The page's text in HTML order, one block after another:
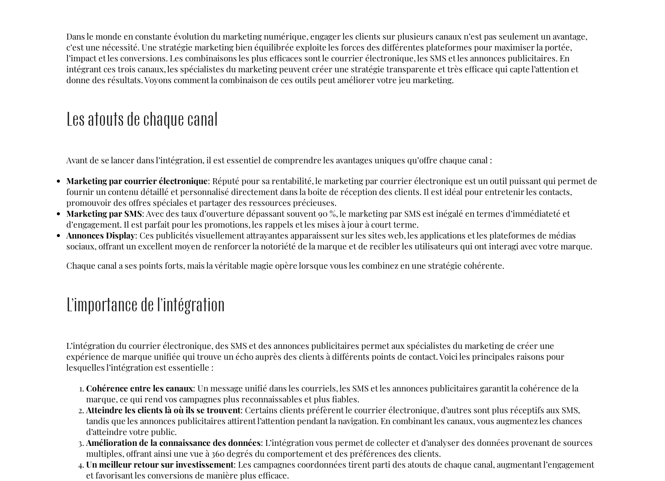
Dans le monde en constante évolution du marketing numérique, engager les clients sur plusieurs canaux n’est pas seulement un avantage,
c’est une nécessité. Une stratégie marketing bien équilibrée exploite les forces des différentes plateformes pour maximiser la portée,
l’impact et les conversions. Les combinaisons les plus efficaces sont le courrier électronique, les SMS et les annonces publicitaires. En
intégrant ces trois canaux, les spécialistes du marketing peuvent créer une stratégie transparente et très efficace qui capte l’attention et
donne des résultats. Voyons comment la combinaison de ces outils peut améliorer votre jeu marketing.
Les atouts de chaque canal
Avant de se lancer dans l’intégration, il est essentiel de comprendre les avantages uniques qu’offre chaque canal :
Marketing par courrier électronique: Réputé pour sa rentabilité, le marketing par courrier électronique est un outil puissant qui permet de
fournir un contenu détaillé et personnalisé directement dans la boîte de réception des clients. Il est idéal pour entretenir les contacts,
promouvoir des offres spéciales et partager des ressources précieuses.
Marketing par SMS: Avec des taux d’ouverture dépassant souvent 90 %, le marketing par SMS est inégalé en termes d’immédiateté et
d’engagement. Il est parfait pour les promotions, les rappels et les mises à jour à court terme.
Annonces Display: Ces publicités visuellement attrayantes apparaissent sur les sites web, les applications et les plateformes de médias
sociaux, offrant un excellent moyen de renforcer la notoriété de la marque et de recibler les utilisateurs qui ont interagi avec votre marque.
Chaque canal a ses points forts, mais la véritable magie opère lorsque vous les combinez en une stratégie cohérente.
L’importance de l’intégration
L’intégration du courrier électronique, des SMS et des annonces publicitaires permet aux spécialistes du marketing de créer une
expérience de marque unifiée qui trouve un écho auprès des clients à différents points de contact. Voici les principales raisons pour
lesquelles l’intégration est essentielle :
Cohérence entre les canaux: Un message unifié dans les courriels, les SMS et les annonces publicitaires garantit la cohérence de la
marque, ce qui rend vos campagnes plus reconnaissables et plus fiables.
Atteindre les clients là où ils se trouvent: Certains clients préfèrent le courrier électronique, d’autres sont plus réceptifs aux SMS,
tandis que les annonces publicitaires attirent l’attention pendant la navigation. En combinant les canaux, vous augmentez les chances
d’atteindre votre public.
Amélioration de la connaissance des données: L’intégration vous permet de collecter et d’analyser des données provenant de sources
multiples, offrant ainsi une vue à 360 degrés du comportement et des préférences des clients.
Un meilleur retour sur investissement: Les campagnes coordonnées tirent parti des atouts de chaque canal, augmentant l’engagement
et favorisant les conversions de manière plus efficace.